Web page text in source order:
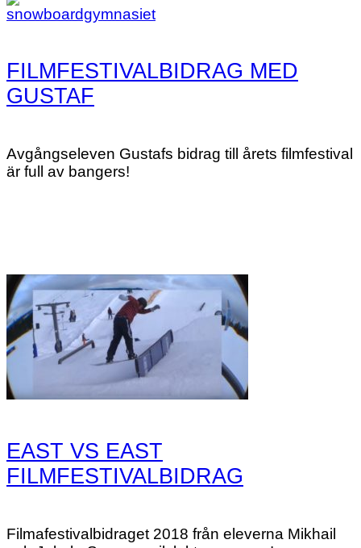
FILMFESTIVALBIDRAG MED
GUSTAF
Avgångseleven Gustafs bidrag till årets filmfestival
är full av bangers!
EAST VS EAST
FILMFESTIVALBIDRAG
Filmafestivalbidraget 2018 från eleverna Mikhail